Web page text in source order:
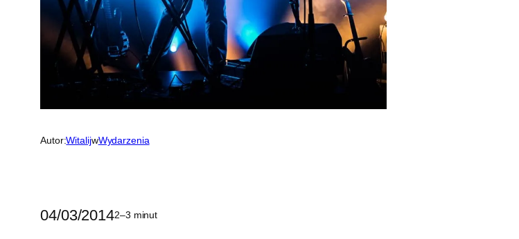
Autor:WitalijwWydarzenia
04/03/20142–3 minut